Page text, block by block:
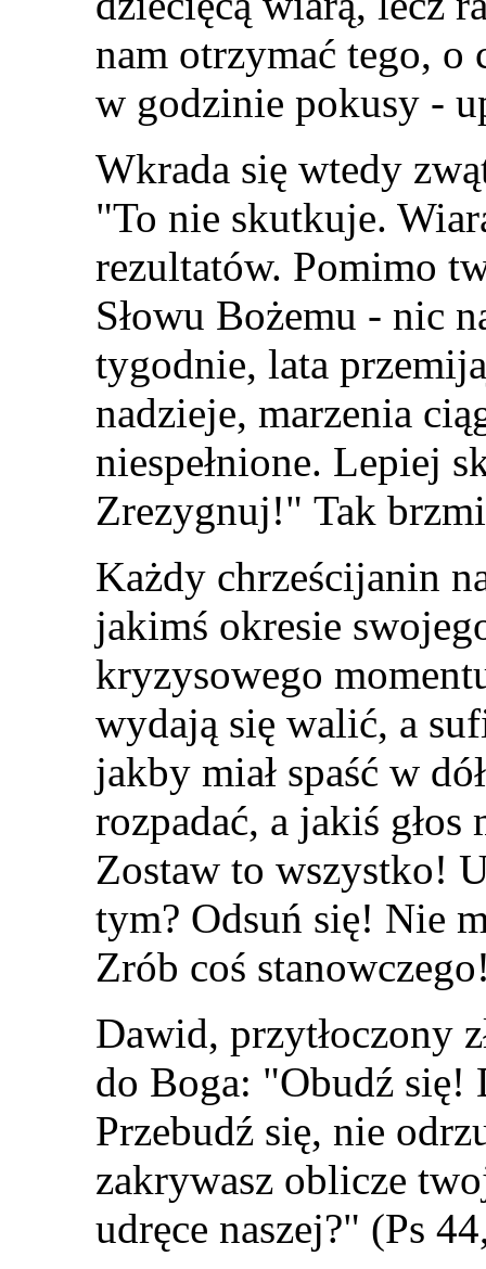
nam otrzymać tego,
w godzinie pokusy -
Wkrada się wtedy
"To nie skutkuje.
rezultatów. Pomimo
Słowu Bożemu - nic
tygodnie, lata
nadzieje, marzenia
niespełnione. Lepiej
Zrezygnuj!" Tak
Każdy chrześcijanin
jakimś okresie
kryzysowego
wydają się walić, a
jakby miał spaść w
rozpadać, a jakiś
Zostaw to wszystko!
tym? Odsuń się! Nie
Zrób coś
Dawid, przytłoczony
do Boga: "Obudź się!
Przebudź się, nie
zakrywasz oblicze
udręce naszej?" (Ps